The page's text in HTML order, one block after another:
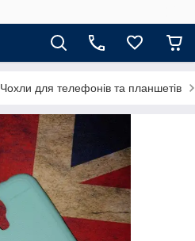
Чохли для телефонів та планшетів